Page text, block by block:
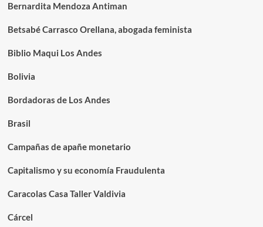
Bernardita Mendoza Antiman
Betsabé Carrasco Orellana, abogada feminista
Biblio Maqui Los Andes
Bolivia
Bordadoras de Los Andes
Brasil
Campañas de apañe monetario
Capitalismo y su economía Fraudulenta
Caracolas Casa Taller Valdivia
Cárcel